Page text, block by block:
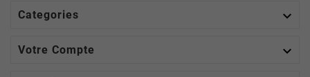
Categories 
Votre Compte 